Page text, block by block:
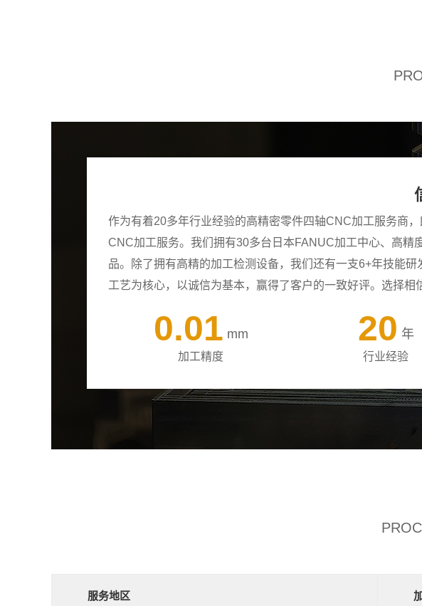
作为有着20多年行业经验的高精密零件四轴CNC加工服务商
CNC加工服务。我们拥有30多台日本FANUC加工中心、高
品。除了拥有高精的加工检测设备，我们还有一支6+年技能
工艺为核心，以诚信为基本，赢得了客户的一致好评。选择相
0.01 mm
加工精度
20 年
行业经验
服务地区